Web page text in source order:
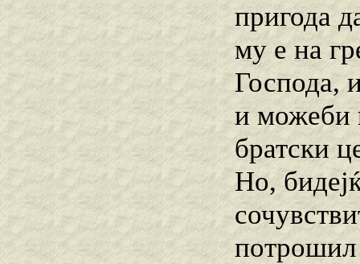
пригода
му е на
Господа,
и можеби
братски
Но,
потрошил